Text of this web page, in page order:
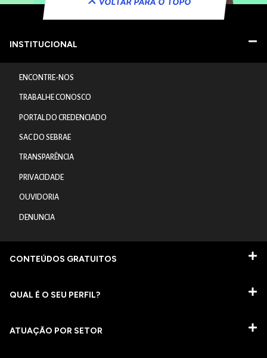
INSTITUCIONAL
ENCONTRE-NOS
TRABALHE CONOSCO
PORTAL DO CREDENCIADO
SAC DO SEBRAE
TRANSPARÊNCIA
PRIVACIDADE
OUVIDORIA
DENUNCIA
CONTEÚDOS GRATUITOS
QUAL É O SEU PERFIL?
ATUAÇÃO POR SETOR